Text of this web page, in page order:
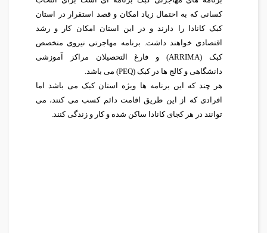
کسانی که به احتمال زیاد امکان و قصد استقرار در استان
کبک کانادا را دارند و در این استان امکان کار و رشد
اقتصادی خواهند داشت. برنامه مهاجرتی نیروی متخصص
کبک (ARRIMA) و فارغ التحصیلان مراکز آموزشی
دانشگاهی و کالج ها در کبک (PEQ) می باشد.
هر چند که این برنامه ها ویژه استان کبک می باشد اما
افرادی که از این طریق اقامت دائم کسب می کنند، می
توانند در هر کجای کانادا ساکن شده و کار و زندگی کنند.